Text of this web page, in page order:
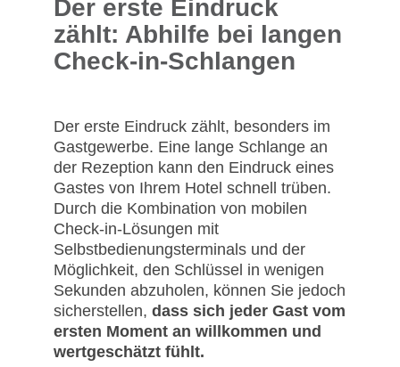
Der erste Eindruck
zählt: Abhilfe bei langen
Check-in-Schlangen
Der erste Eindruck zählt, besonders im
Gastgewerbe. Eine lange Schlange an
der Rezeption kann den Eindruck eines
Gastes von Ihrem Hotel schnell trüben.
Durch die Kombination von mobilen
Check-in-Lösungen mit
Selbstbedienungsterminals und der
Möglichkeit, den Schlüssel in wenigen
Sekunden abzuholen, können Sie jedoch
sicherstellen, dass sich jeder Gast vom
ersten Moment an willkommen und
wertgeschätzt fühlt.